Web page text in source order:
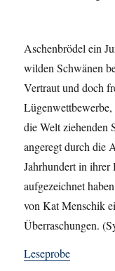
Aschenbrödel ein
wilden Schwänen
Vertraut und doch
Lügenwettbewerbe,
die Welt ziehenden
angeregt durch die
Jahrhundert in ihrer
aufgezeichnet
von Kat Menschik
Überraschungen.
Leseprobe